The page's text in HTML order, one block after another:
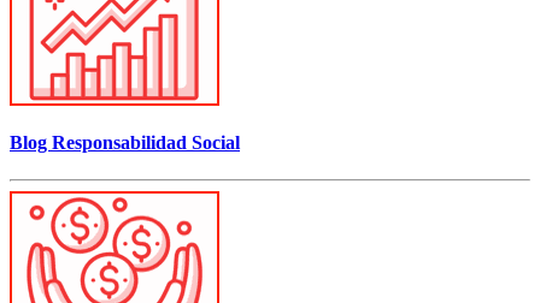
Blog Responsabilidad Social